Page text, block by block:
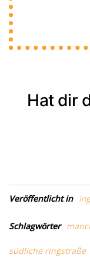
Hat dir
Veröffentlicht in
Schlagwörter
südliche ringstraße